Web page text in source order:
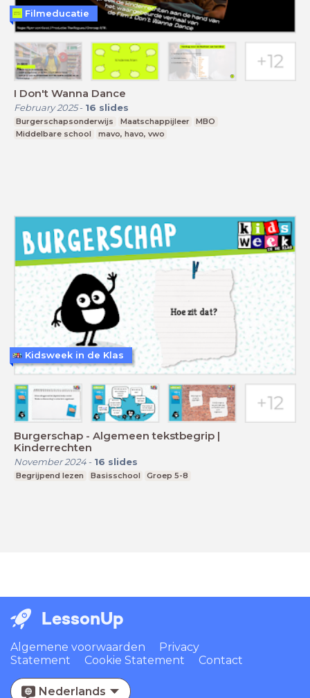
I Don't Wanna Dance
February 2025- 16 slides
Burgerschapsonderwijs Maatschappijleer
MBO
Middelbare school
mavo, havo, vwo
Filmeducatie
Burgerschap - Algemeen tekstbegrip |
Kinderrechten
November 2024- 16 slides
Begrijpend lezen Basisschool Groep 5-8
Kidsweek in de Klas
LessonUp
Algemene voorwaarden
Privacy
Statement
Cookie Statement Contact
Nederlands